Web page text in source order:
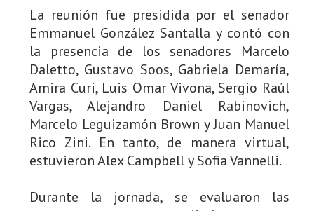
La reunión fue presidida por el senador
Emmanuel González Santalla y contó con
la presencia de los senadores Marcelo
Daletto, Gustavo Soos, Gabriela Demaría,
Amira Curi, Luis Omar Vivona, Sergio Raúl
Vargas, Alejandro Daniel Rabinovich,
Marcelo Leguizamón Brown y Juan Manuel
Rico Zini. En tanto, de manera virtual,
estuvieron Alex Campbell y Sofia Vannelli.
Durante la jornada, se evaluaron las